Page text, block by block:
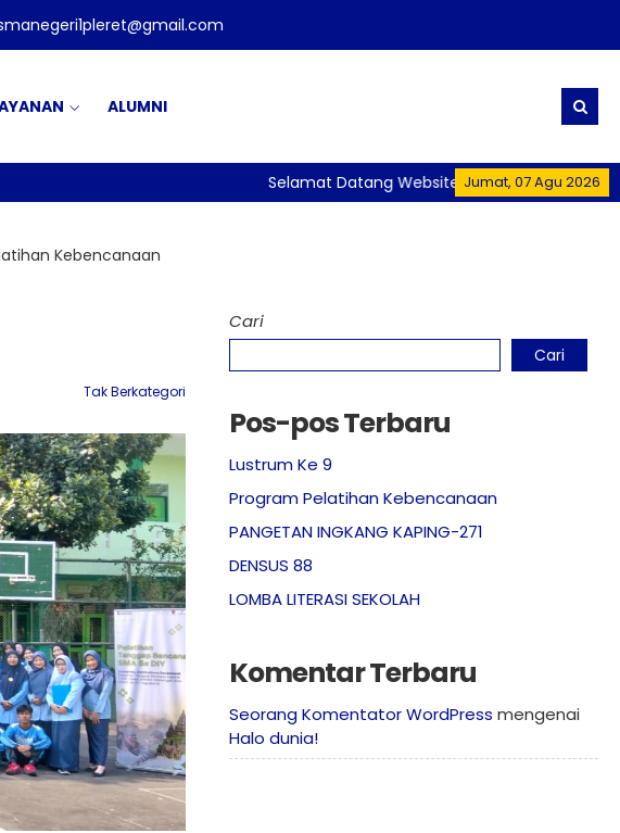
ALUMNI
Jumat, 07 Agu 2026
Selamat Datang Website Resmi SMA Negeri 1
Kebencanaan
Tak Berkategori
Cari
Cari
Pos-pos Terbaru
Lustrum Ke 9
Program Pelatihan Kebencanaan
PANGETAN INGKANG KAPING-271
DENSUS 88
LOMBA LITERASI SEKOLAH
Komentar Terbaru
Seorang Komentator WordPress mengenai
Halo dunia!